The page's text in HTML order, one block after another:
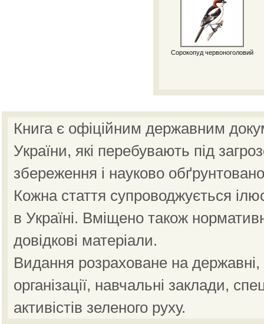
Сорокопуд червоноголовий
Книга є офіційним державним
України, які перебувають під
збереження і науково
Кожна стаття супроводжується
в Україні. Вміщено також
довідкові матеріали.
Видання розраховане на державні,
організації, навчальні заклади,
активістів зеленого руху.